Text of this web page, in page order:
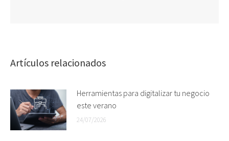
Artículos relacionados
Herramientas para digitalizar tu negocio
este verano
24/07/2026